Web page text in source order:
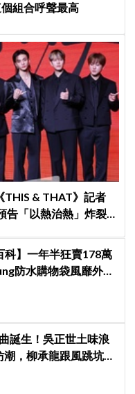
組合呼聲最高
THIS & THAT》記者
告「以熱治熱」炸裂夏
科】一年半狂賣178萬
防水購物袋風靡外國
誕生！吳正世土味浪
，柳承龍跟風跳坑：